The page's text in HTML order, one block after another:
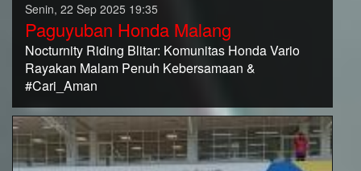
Senin, 22 Sep 2025 19:35
Paguyuban Honda Malang
Nocturnity Riding Blitar: Komunitas Honda Vario
Rayakan Malam Penuh Kebersamaan &
#Cari_Aman